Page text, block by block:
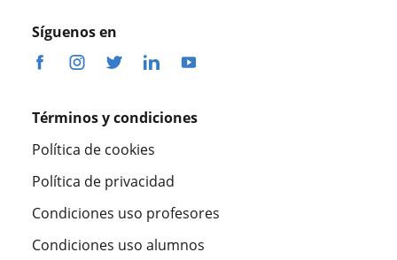
Síguenos en
Términos y condiciones
Política de cookies
Política de privacidad
Condiciones uso profesores
Condiciones uso alumnos